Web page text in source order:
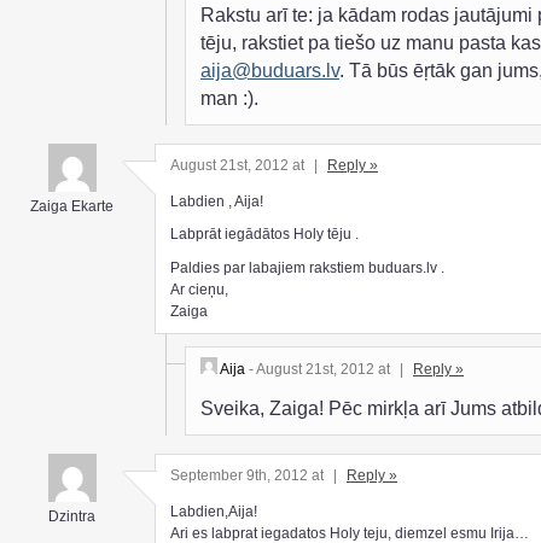
Rakstu arī te: ja kādam rodas jautājumi
tēju, rakstiet pa tiešo uz manu pasta
aija@buduars.lv. Tā būs ēŗtāk gan
man :).
Zaiga Ekarte
August 21st, 2012 at | Reply »
Labdien , Aija!
Labprāt iegādātos Holy tēju .
Paldies par labajiem rakstiem buduars.lv .
Ar cieņu,
Zaiga
Aija - August 21st, 2012 at Reply »
Sveika, Zaiga! Pēc mirkļa arī Jums
Dzintra
September 9th, 2012 at | Reply »
Labdien,Aija!
Ari es labprat iegadatos Holy teju, diemzel esmu Irija…